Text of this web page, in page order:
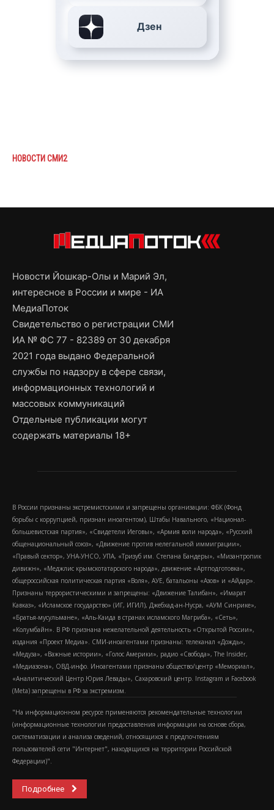
Дзен
НОВОСТИ СМИ2
Новости Йошкар-Олы и Марий Эл,
интересное в России и мире - ИА
МедиаПоток
Свидетельство о регистрации СМИ
ИА № ФС 77 - 82389 от 30 декабря
2021 года выдано Федеральной
службы по надзору в сфере связи,
информационных технологий и
массовых коммуникаций
Отдельные публикации могут
содержать материалы 18+
В России признаны экстремистскими и запрещены организации: ФБК (Фонд
борьбы с коррупцией, признан иноагентом), Штабы Навального, «Национал-
большевистская партия», «Свидетели Иеговы», «Армия воли народа», «Русский
общенациональный союз», «Движение против нелегальной иммиграции»,
«Правый сектор», УНА-УНСО, УПА, «Тризуб им. Степана Бандеры», «Мизантропик
дивижн», «Меджлис крымскотатарского народа», движение «Артподготовка»,
общероссийская политическая партия «Воля», АУЕ, батальоны «Азов» и «Айдар».
Признаны террористическими и запрещены: «Движение Талибан», «Имарат
Кавказ», «Исламское государство» (ИГ, ИГИЛ), Джебхад-ан-Нусра, «АУМ Синрике»,
«Братья-мусульмане», «Аль-Каида в странах исламского Магриба», «Сеть»,
«Колумбайн». В РФ признана нежелательной деятельность «Открытой России»,
издания «Проект Медиа». СМИ-иноагентами признаны: телеканал «Дождь»,
«Медуза», «Важные истории», «Голос Америки», радио «Свобода», The Insider,
«Медиазона», ОВД-инфо. Иноагентами признаны общество/центр «Мемориал»,
«Аналитический Центр Юрия Левады», Сахаровский центр. Instagram и Facebook
(Metа) запрещены в РФ за экстремизм.
"На информационном ресурсе применяются рекомендательные технологии
(информационные технологии предоставления информации на основе сбора,
систематизации и анализа сведений, относящихся к предпочтениям
пользователей сети "Интернет", находящихся на территории Российской
Федерации)".
Подробнее